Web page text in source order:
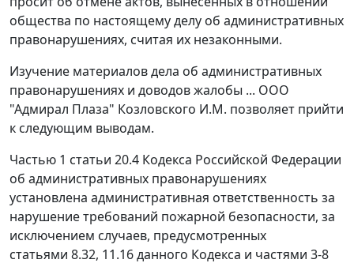
общества по настоящему делу об административных
правонарушениях, считая их незаконными.
Изучение материалов дела об административных
правонарушениях и доводов жалобы ... ООО
"Адмирал Плаза" Козловского И.М. позволяет прийти
к следующим выводам.
Частью 1 статьи 20.4 Кодекса Российской Федерации
об административных правонарушениях
установлена административная ответственность за
нарушение требований пожарной безопасности, за
исключением случаев, предусмотренных
статьями 8.32, 11.16данного Кодекса и частями 3-8